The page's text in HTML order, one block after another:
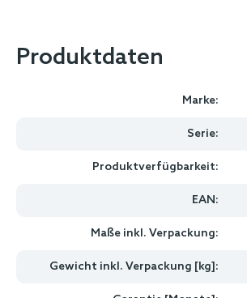
Produktdaten
Marke:
Serie:
Produktverfügbarkeit:
EAN:
Maße inkl. Verpackung:
Gewicht inkl. Verpackung [kg]: